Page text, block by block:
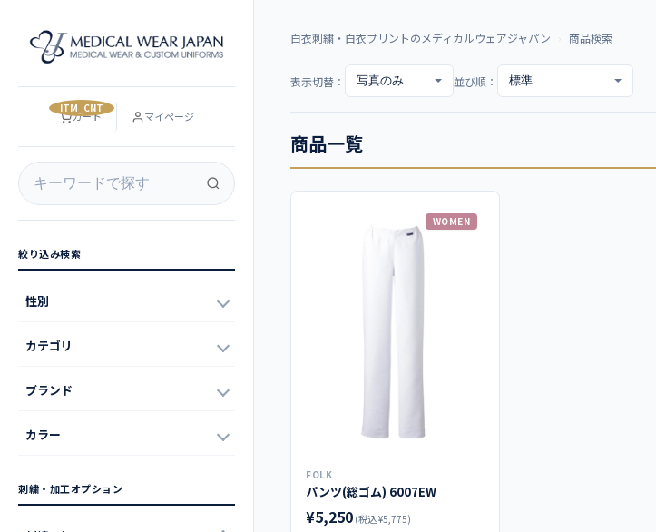
白衣刺繍・白衣プリントのメディカルウェアジャパン 商品検索
表示切替： 並び順：
商品一覧
WOMEN
FOLK
パンツ(総ゴム) 6007EW
¥5,250 (税込 ¥5,775)
カート
__ITM_CNT__
マイページ
絞り込み検索
性別
カテゴリ
ブランド
カラー
刺繍・加工オプション